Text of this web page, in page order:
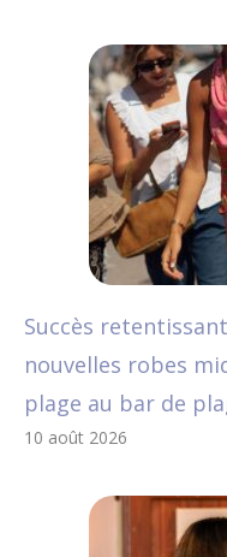
Succès
nouvelles robes
plage au bar de
10 août 2026